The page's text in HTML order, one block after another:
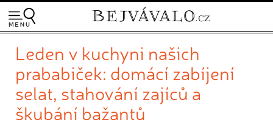
Leden v kuchyni našich
prababiček: domácí zabíjení
selat, stahování zajíců a
škubání bažantů